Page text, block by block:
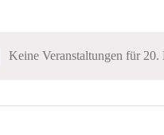
Keine Veranstaltungen für 20.
wählen.